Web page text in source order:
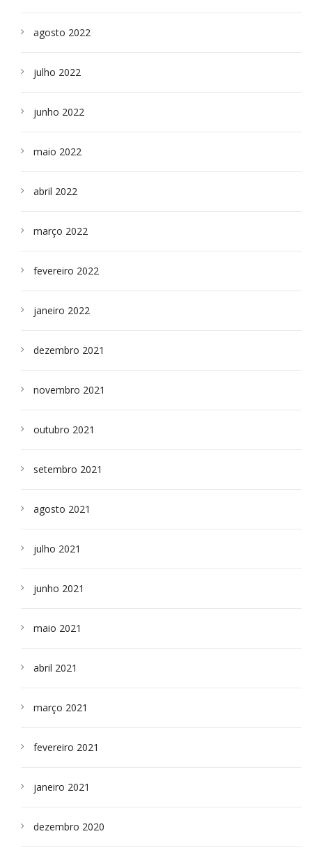
agosto 2022
julho 2022
junho 2022
maio 2022
abril 2022
março 2022
fevereiro 2022
janeiro 2022
dezembro 2021
novembro 2021
outubro 2021
setembro 2021
agosto 2021
julho 2021
junho 2021
maio 2021
abril 2021
março 2021
fevereiro 2021
janeiro 2021
dezembro 2020